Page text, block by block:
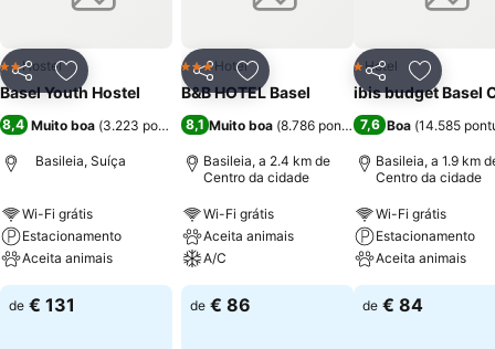
inside &ndash; everything is based on high architectural standards.
NOTE: There is an extra charge if you are not a member of any
Youth Hostel Association of CHF 6.00 per night, payable on arrival**
PartilharAdicionar aos favoritos
2 Estrelas
Hostel
Basel Youth Hostel
8,4 Muito boa (3.223 pontuações)
Basileia, Suíça
Wi-Fi grátis
Estacionamento
Aceita animais
de € 131
PartilharAdicionar aos favoritos
3 Estrelas
Hotel
B&B HOTEL Basel
8,1 Muito boa (8.786 pontuações)
Basileia, a 2.4 km de
Centro da cidade
Wi-Fi grátis
Aceita animais
A/C
de € 86
Partilhar
1 Estrelas
Hotel
ibis budget Basel
7,6 Boa (14.585
Basileia, a 1.9 km
Centro da cidade
Wi-Fi grátis
Estacionamento
Aceita animais
de € 84